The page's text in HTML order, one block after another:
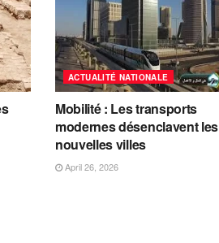
ACTUALITÉ NATIONALE
Mobilité : Les transports
modernes désenclavent les
nouvelles villes
April 26, 2026